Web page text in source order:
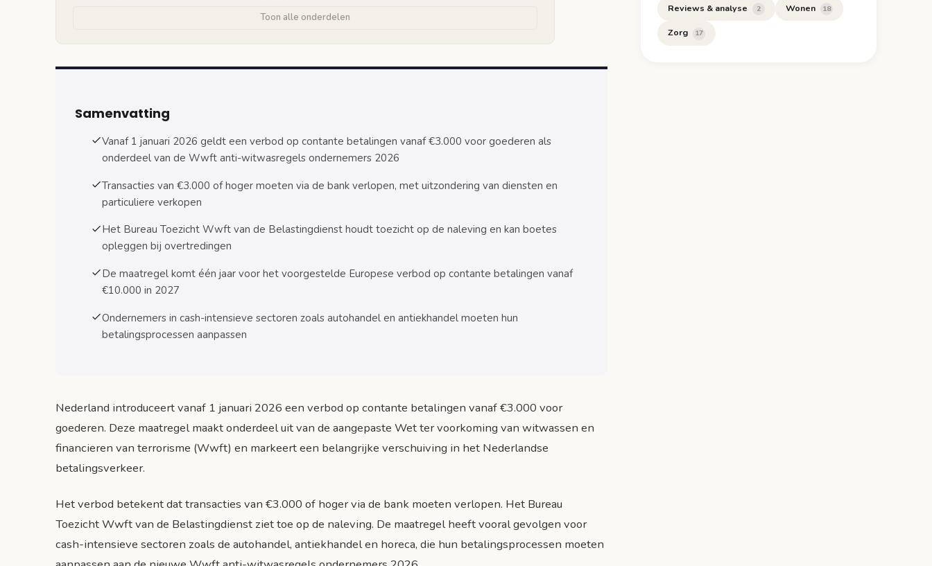
Definitie van samengestelde transacties onder de Wwft
Europees contant betalingsverbod van €10.000 in 2027
Gevolgen voor grensoverschrijdende transacties
Sectoren met grote impact van de nieuwe regelgeving
Autohandel en tweedehandsvoertuigen
Antiekhandel en kunsthandel
Horeca en detailhandel
Veelgestelde vragen over het contante betalingsverbod
Toon alle onderdelen
Samenvatting
Vanaf 1 januari 2026 geldt een verbod op contante betalingen vanaf €3.000 voor goederen als
onderdeel van de Wwft anti-witwasregels ondernemers 2026
Transacties van €3.000 of hoger moeten via de bank verlopen, met uitzondering van diensten en
particuliere verkopen
Het Bureau Toezicht Wwft van de Belastingdienst houdt toezicht op de naleving en kan boetes
opleggen bij overtredingen
De maatregel komt één jaar voor het voorgestelde Europese verbod op contante betalingen vanaf
€10.000 in 2027
Ondernemers in cash-intensieve sectoren zoals autohandel en antiekhandel moeten hun
betalingsprocessen aanpassen
Nederland introduceert vanaf 1 januari 2026 een verbod op contante betalingen vanaf €3.000 voor
goederen. Deze maatregel maakt onderdeel uit van de aangepaste Wet ter voorkoming van witwassen en
financieren van terrorisme (Wwft) en markeert een belangrijke verschuiving in het Nederlandse
betalingsverkeer.
Het verbod betekent dat transacties van €3.000 of hoger via de bank moeten verlopen. Het Bureau
Toezicht Wwft van de Belastingdienst ziet toe op de naleving. De maatregel heeft vooral gevolgen voor
cash-intensieve sectoren zoals de autohandel, antiekhandel en horeca, die hun betalingsprocessen moeten
Reviews & analyse 2 Wonen 18
Zorg 17